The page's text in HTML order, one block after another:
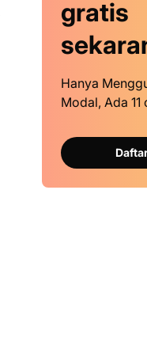
gratis
Hanya
Modal, Ada